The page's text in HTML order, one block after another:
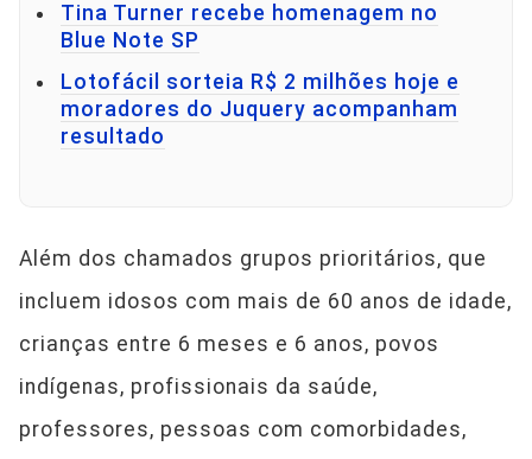
Tina Turner recebe homenagem no
Blue Note SP
Lotofácil sorteia R$ 2 milhões hoje e
moradores do Juquery acompanham
resultado
Além dos chamados grupos prioritários, que
incluem idosos com mais de 60 anos de idade,
crianças entre 6 meses e 6 anos, povos
indígenas, profissionais da saúde,
professores, pessoas com comorbidades,